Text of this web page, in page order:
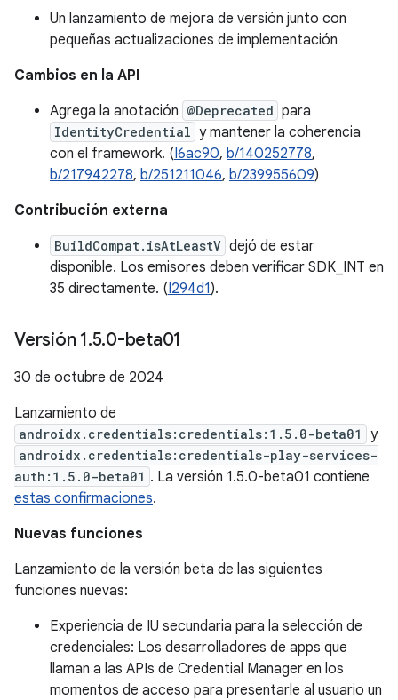
Un lanzamiento de mejora de versión junto con
pequeñas actualizaciones de implementación
Cambios en la API
Agrega la anotación @Deprecated para
IdentityCredential y mantener la coherencia
con el framework. (I6ac90, b/140252778,
b/217942278, b/251211046, b/239955609)
Contribución externa
BuildCompat.isAtLeastV dejó de estar
disponible. Los emisores deben verificar SDK_INT en
35 directamente. (I294d1).
Versión 1.5.0-beta01
30 de octubre de 2024
Lanzamiento de
androidx.credentials:credentials:1.5.0-beta01 y
androidx.credentials:credentials-play-services-
auth:1.5.0-beta01 . La versión 1.5.0-beta01 contiene
estas confirmaciones.
Nuevas funciones
Lanzamiento de la versión beta de las siguientes
funciones nuevas:
Experiencia de IU secundaria para la selección de
credenciales: Los desarrolladores de apps que
llaman a las APIs de Credential Manager en los
momentos de acceso para presentarle al usuario un